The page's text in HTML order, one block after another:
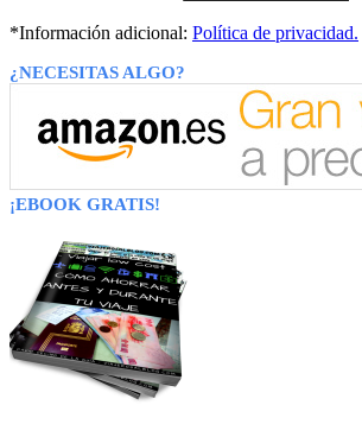
*Información adicional: Política de privacidad.
¿NECESITAS ALGO?
¡EBOOK GRATIS!